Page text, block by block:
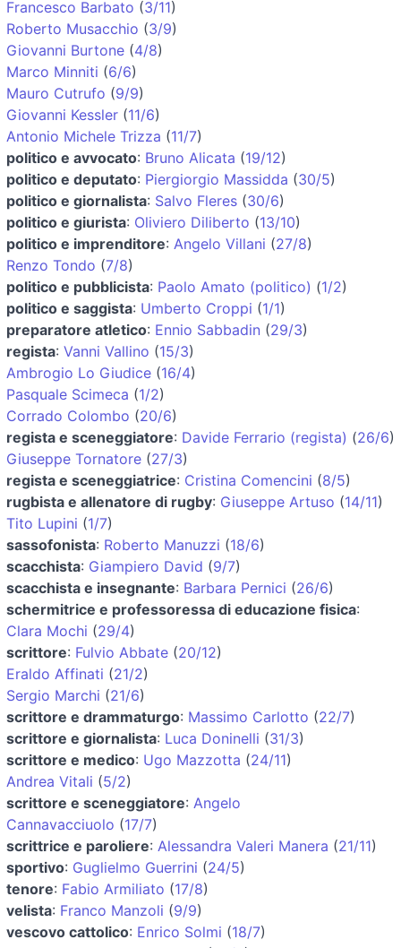
Francesco Barbato (3/11)
Roberto Musacchio (3/9)
Giovanni Burtone (4/8)
Marco Minniti (6/6)
Mauro Cutrufo (9/9)
Giovanni Kessler (11/6)
Antonio Michele Trizza (11/7)
politico e avvocato: Bruno Alicata (19/12)
politico e deputato: Piergiorgio Massidda (30/5)
politico e giornalista: Salvo Fleres (30/6)
politico e giurista: Oliviero Diliberto (13/10)
politico e imprenditore: Angelo Villani (27/8)
Renzo Tondo (7/8)
politico e pubblicista: Paolo Amato (politico) (1/2)
politico e saggista: Umberto Croppi (1/1)
preparatore atletico: Ennio Sabbadin (29/3)
regista: Vanni Vallino (15/3)
Ambrogio Lo Giudice (16/4)
Pasquale Scimeca (1/2)
Corrado Colombo (20/6)
regista e sceneggiatore: Davide Ferrario (regista) (26/6)
Giuseppe Tornatore (27/3)
regista e sceneggiatrice: Cristina Comencini (8/5)
rugbista e allenatore di rugby: Giuseppe Artuso (14/11)
Tito Lupini (1/7)
sassofonista: Roberto Manuzzi (18/6)
scacchista: Giampiero David (9/7)
scacchista e insegnante: Barbara Pernici (26/6)
schermitrice e professoressa di educazione fisica:
Clara Mochi (29/4)
scrittore: Fulvio Abbate (20/12)
Eraldo Affinati (21/2)
Sergio Marchi (21/6)
scrittore e drammaturgo: Massimo Carlotto (22/7)
scrittore e giornalista: Luca Doninelli (31/3)
scrittore e medico: Ugo Mazzotta (24/11)
Andrea Vitali (5/2)
scrittore e sceneggiatore: Angelo
Cannavacciuolo (17/7)
scrittrice e paroliere: Alessandra Valeri Manera (21/11)
sportivo: Guglielmo Guerrini (24/5)
tenore: Fabio Armiliato (17/8)
velista: Franco Manzoli (9/9)
vescovo cattolico: Enrico Solmi (18/7)